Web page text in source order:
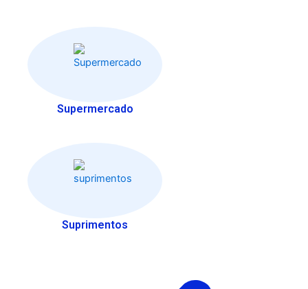
Supermercado
Suprimentos